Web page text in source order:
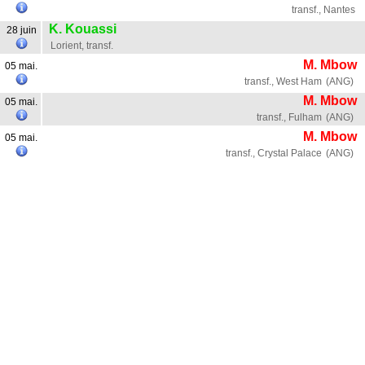
transf., Nantes
28 juin
K. Kouassi
Lorient, transf.
05 mai.
M. Mbow
transf., West Ham (ANG)
05 mai.
M. Mbow
transf., Fulham (ANG)
05 mai.
M. Mbow
transf., Crystal Palace (ANG)
Contact / Signaler un bug
Recrutement Maxifoot
Mentions légales
site web Maxifoot.fr